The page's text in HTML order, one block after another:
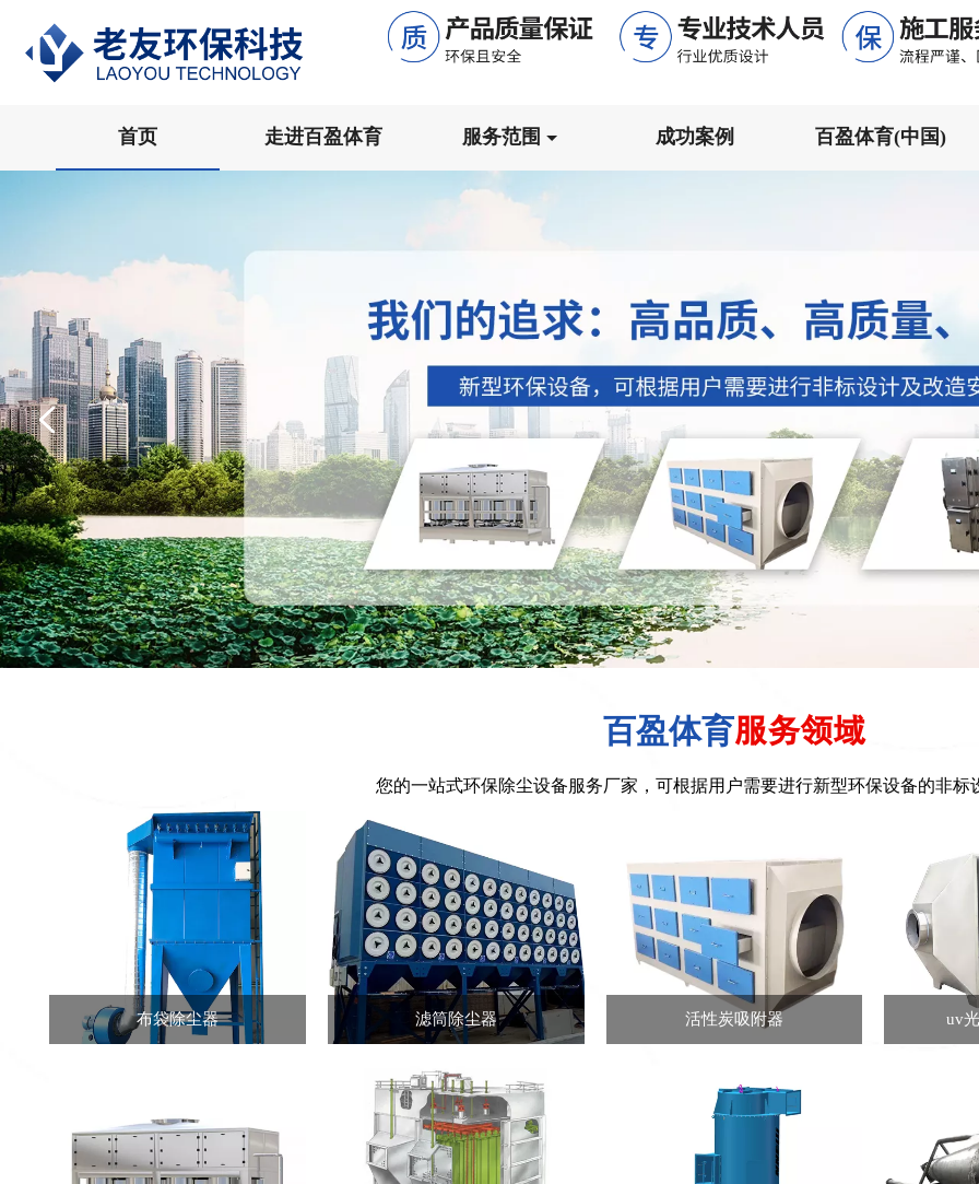
首页 走进百盈体育 服务范围 成功案例 百盈体育(中国)
百盈体育服务领域
您的一站式环保除尘设备服务厂家， 可根据用户需要进行新型环保设备的非标
布袋除尘器 滤筒除尘器 活性炭吸附器 uv